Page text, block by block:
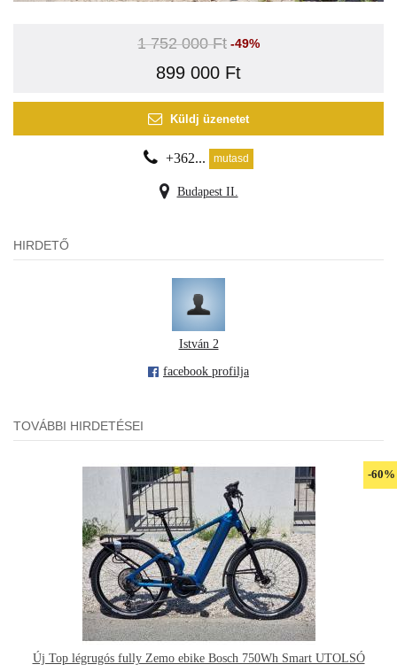
1 752 000 Ft -49%
899 000 Ft
Küldj üzenetet
+362... mutasd
Budapest II.
HIRDETŐ
István 2
facebook profilja
TOVÁBBI HIRDETÉSEI
-60%
Új Top légrugós fully Zemo ebike Bosch 750Wh Smart UTOLSÓ